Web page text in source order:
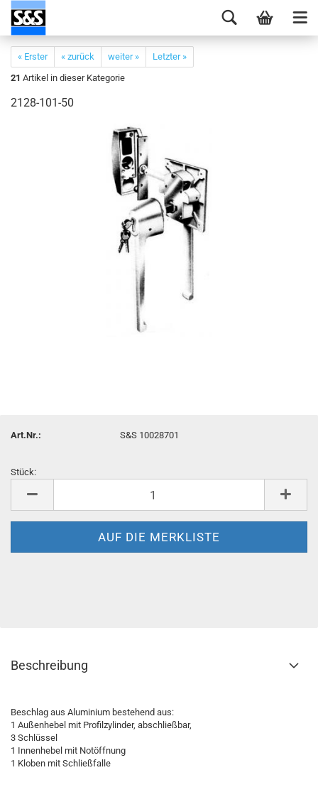
« Erster « zurück weiter »
Letzter »
21 Artikel in dieser Kategorie
2128-101-50
Art.Nr.: S&S 10028701
Stück:
Beschreibung
Beschlag aus Aluminium bestehend aus:
1 Außenhebel mit Profilzylinder, abschließbar,
3 Schlüssel
1 Innenhebel mit Notöffnung
1 Kloben mit Schließfalle